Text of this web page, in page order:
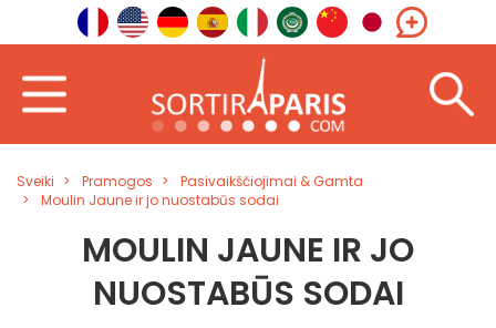
Sveiki Pramogos
Pasivaikščiojimai & Gamta
Moulin Jaune ir jo nuostabūs sodai
MOULIN JAUNE IR JO
NUOSTABŪS SODAI